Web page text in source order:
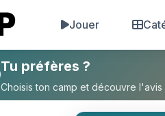
Jouer
Tu préfères Simpson ou
Tu préfères ?
Choisis ton camp et découvre